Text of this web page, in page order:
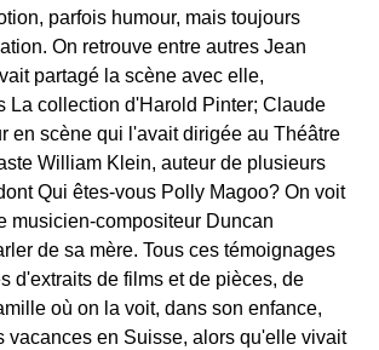
parfois humour, mais toujours
On retrouve entre autres Jean
partagé la scène avec elle,
La collection d'Harold Pinter; Claude
en scène qui l'avait dirigée au Théâtre
William Klein, auteur de plusieurs
Qui êtes-vous Polly Magoo? On voit
musicien-compositeur Duncan
de sa mère. Tous ces témoignages
d'extraits de films et de pièces, de
où on la voit, dans son enfance,
vacances en Suisse, alors qu'elle vivait